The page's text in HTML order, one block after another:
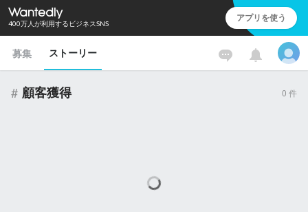
400万人が利用するビジネスSNS アプリを使う
募集 ストーリー
# 顧客獲得 0 件